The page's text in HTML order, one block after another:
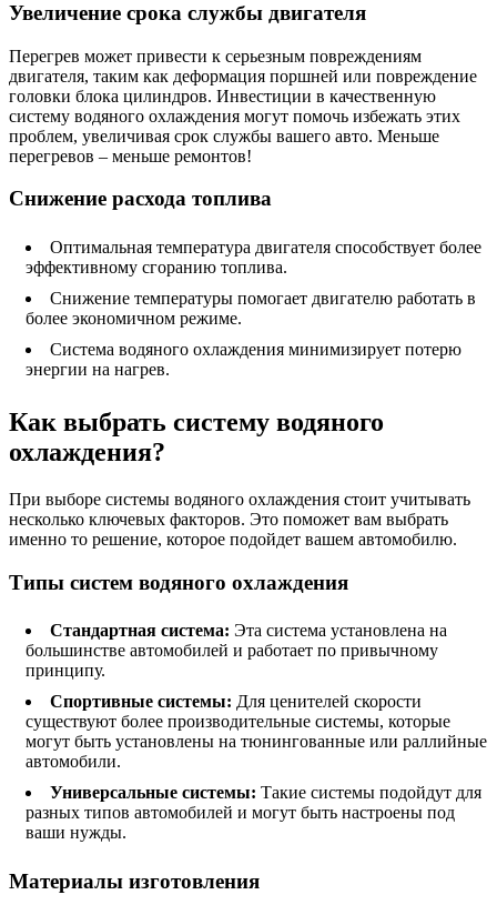
Увеличение срока службы двигателя
Перегрев может привести к серьезным повреждениям
двигателя, таким как деформация поршней или повреждение
головки блока цилиндров. Инвестиции в качественную
систему водяного охлаждения могут помочь избежать этих
проблем, увеличивая срок службы вашего авто. Меньше
перегревов – меньше ремонтов!
Снижение расхода топлива
Оптимальная температура двигателя способствует более
эффективному сгоранию топлива.
Снижение температуры помогает двигателю работать в
более экономичном режиме.
Система водяного охлаждения минимизирует потерю
энергии на нагрев.
Как выбрать систему водяного
охлаждения?
При выборе системы водяного охлаждения стоит учитывать
несколько ключевых факторов. Это поможет вам выбрать
именно то решение, которое подойдет вашем автомобилю.
Типы систем водяного охлаждения
Стандартная система: Эта система установлена на
большинстве автомобилей и работает по привычному
принципу.
Спортивные системы: Для ценителей скорости
существуют более производительные системы, которые
могут быть установлены на тюнингованные или раллийные
автомобили.
Универсальные системы: Такие системы подойдут для
разных типов автомобилей и могут быть настроены под
ваши нужды.
Материалы изготовления